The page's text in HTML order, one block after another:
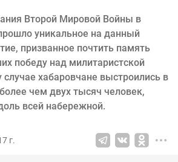
Второй Мировой Войны в
уникальное на данный
призванное почтить память
победу над милитаристской
хабаровчане выстроились в
чем двух тысяч человек,
всей набережной.
г.